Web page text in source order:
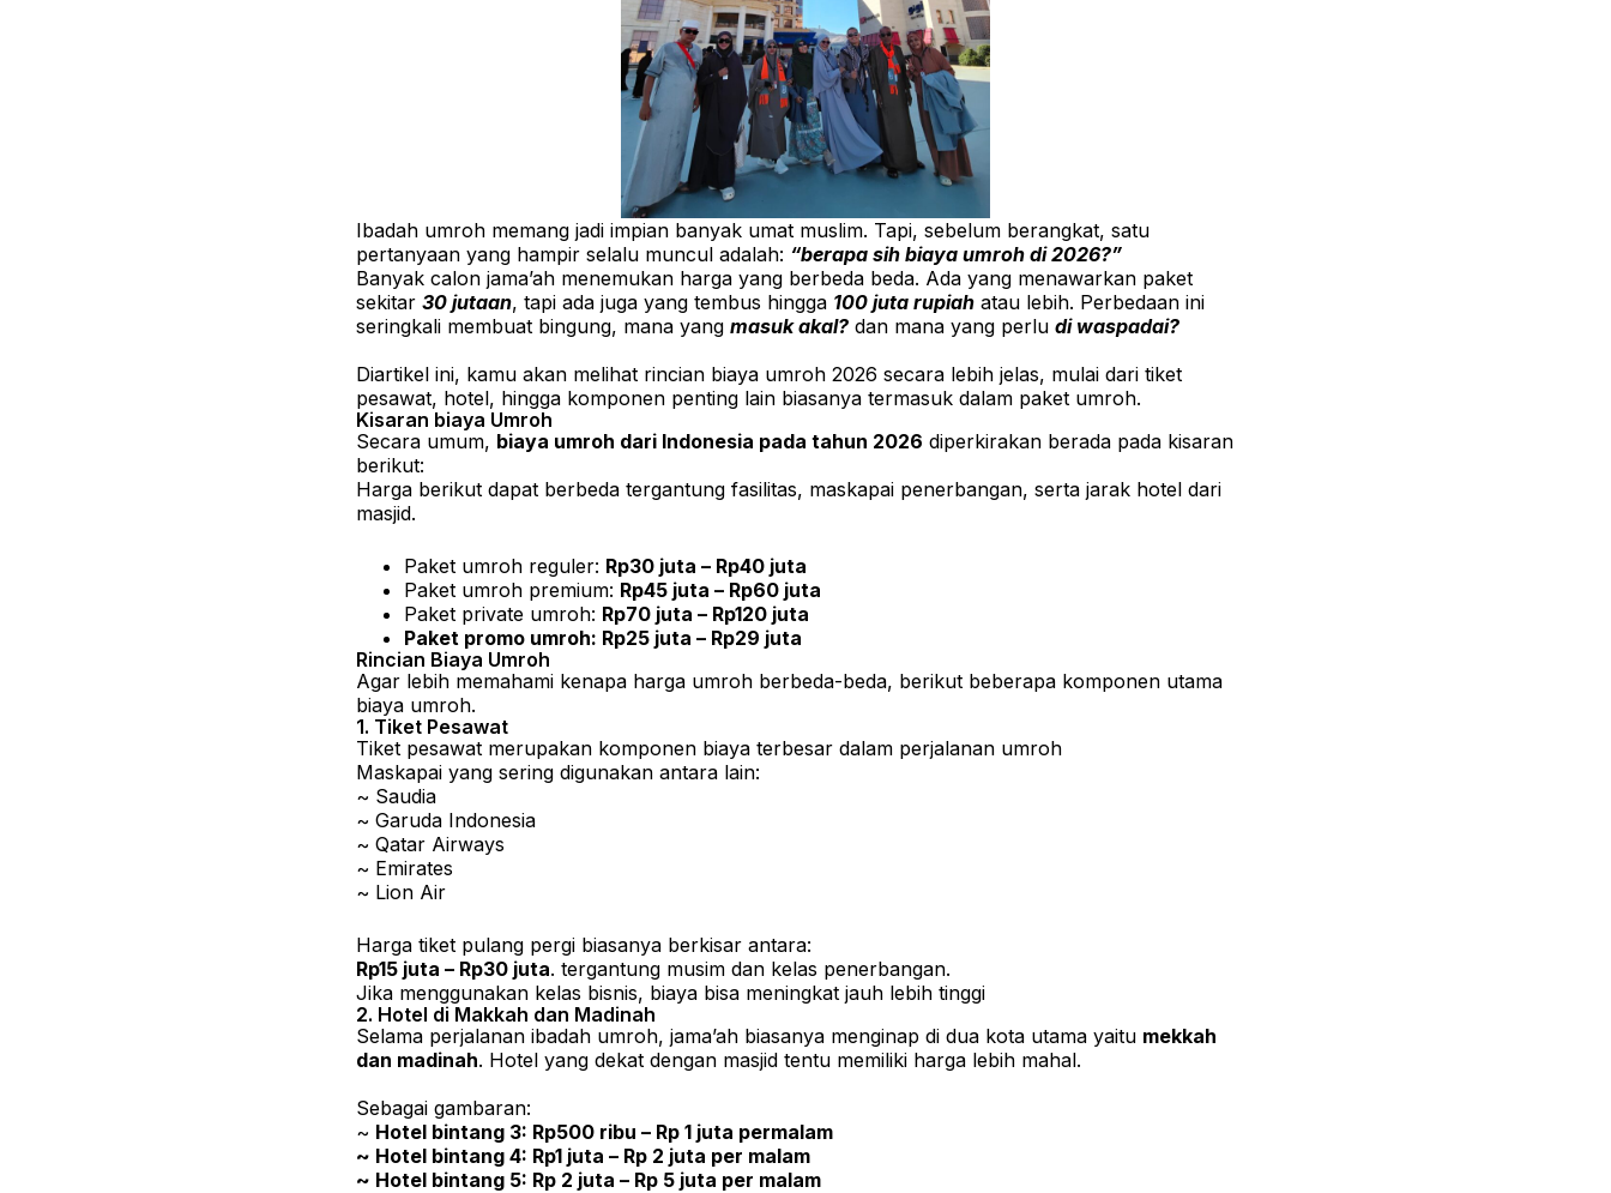
Ibadah umroh memang jadi impian banyak umat muslim. Tapi, sebelum berangkat, satu
pertanyaan yang hampir selalu muncul adalah: “berapa sih biaya umroh di 2026?”
Banyak calon jama’ah menemukan harga yang berbeda beda. Ada yang menawarkan paket
sekitar 30 jutaan, tapi ada juga yang tembus hingga 100 juta rupiah atau lebih. Perbedaan ini
seringkali membuat bingung, mana yang masuk akal? dan mana yang perlu di waspadai?
Diartikel ini, kamu akan melihat rincian biaya umroh 2026 secara lebih jelas, mulai dari tiket
pesawat, hotel, hingga komponen penting lain biasanya termasuk dalam paket umroh.
Kisaran biaya Umroh
Secara umum, biaya umroh dari Indonesia pada tahun 2026 diperkirakan berada pada kisaran
berikut:
Harga berikut dapat berbeda tergantung fasilitas, maskapai penerbangan, serta jarak hotel dari
masjid.
Paket umroh reguler: Rp30 juta – Rp40 juta
Paket umroh premium: Rp45 juta – Rp60 juta
Paket private umroh: Rp70 juta – Rp120 juta
Paket promo umroh: Rp25 juta – Rp29 juta
Rincian Biaya Umroh
Agar lebih memahami kenapa harga umroh berbeda-beda, berikut beberapa komponen utama
biaya umroh.
1. Tiket Pesawat
Tiket pesawat merupakan komponen biaya terbesar dalam perjalanan umroh
Maskapai yang sering digunakan antara lain:
~ Saudia
~ Garuda Indonesia
~ Qatar Airways
~ Emirates
~ Lion Air
Harga tiket pulang pergi biasanya berkisar antara:
Rp15 juta – Rp30 juta. tergantung musim dan kelas penerbangan.
Jika menggunakan kelas bisnis, biaya bisa meningkat jauh lebih tinggi
2. Hotel di Makkah dan Madinah
Selama perjalanan ibadah umroh, jama’ah biasanya menginap di dua kota utama yaitu mekkah
dan madinah. Hotel yang dekat dengan masjid tentu memiliki harga lebih mahal.
Sebagai gambaran:
~ Hotel bintang 3: Rp500 ribu – Rp 1 juta permalam
~ Hotel bintang 4: Rp1 juta – Rp 2 juta per malam
~ Hotel bintang 5: Rp 2 juta – Rp 5 juta per malam